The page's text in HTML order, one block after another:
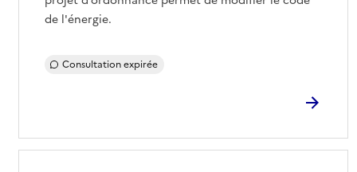
de l'énergie.
Consultation expirée